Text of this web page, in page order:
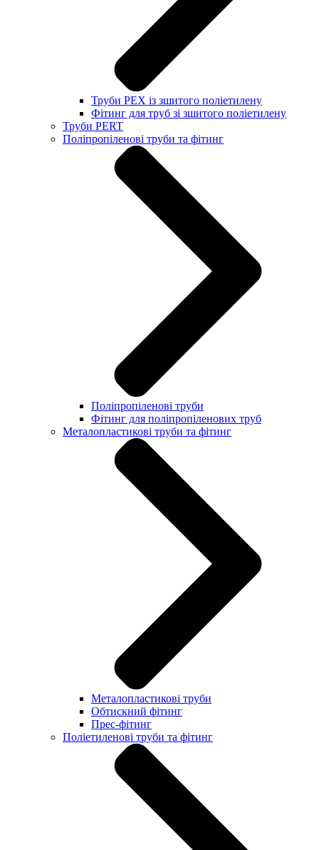
Труби PEX із зшитого поліетилену
Фітинг для труб зі зшитого поліетилену
Труби PERT
Поліпропіленові труби та фітинг
Поліпропіленові труби
Фітинг для поліпропіленових труб
Металопластикові труби та фітинг
Металопластикові труби
Обтискний фітинг
Прес-фітинг
Поліетиленові труби та фітинг